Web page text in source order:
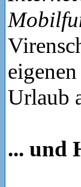
Urlaub
... und